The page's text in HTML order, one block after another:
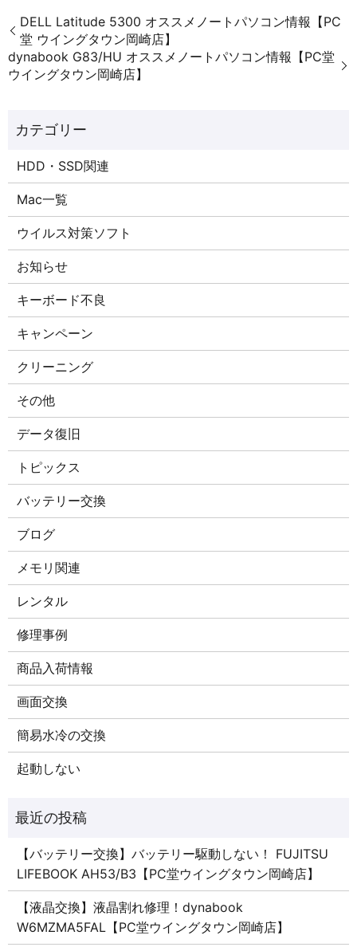
DELL Latitude 5300 オススメノートパソコン情報【PC
堂 ウイングタウン岡崎店】
dynabook G83/HU オススメノートパソコン情報【PC堂
ウイングタウン岡崎店】
HDD・SSD関連
Mac一覧
ウイルス対策ソフト
お知らせ
キーボード不良
キャンペーン
クリーニング
その他
データ復旧
トピックス
バッテリー交換
ブログ
メモリ関連
レンタル
修理事例
商品入荷情報
画面交換
簡易水冷の交換
起動しない
【バッテリー交換】バッテリー駆動しない！ FUJITSU
LIFEBOOK AH53/B3【PC堂ウイングタウン岡崎店】
【液晶交換】液晶割れ修理！dynabook
W6MZMA5FAL【PC堂ウイングタウン岡崎店】